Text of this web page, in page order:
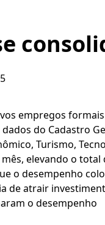
empregos
do Cadastro
Turismo,
elevando o
o desempenho
de atrair
o desempenho